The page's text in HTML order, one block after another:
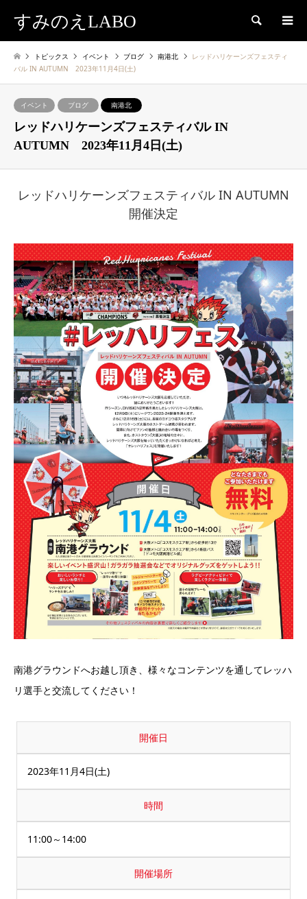
すみのえLABO 検索
トピックス イベント ブログ 南港北
レッドハリケーンズフェスティ
バル IN AUTUMN 2023年11月4日(土)
イベント ブログ 南港北
レッドハリケーンズフェスティバル IN
AUTUMN 2023年11月4日(土)
レッドハリケーンズフェスティバル IN AUTUMN
開催決定
南港グラウンドへお越し頂き、様々なコンテンツを通してレッハ
リ選手と交流してください！
開催日
2023年11月4日(土)
時間
11:00～14:00
開催場所